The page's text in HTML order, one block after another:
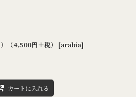
（4,500円＋税） [arabia]
カートに入れる